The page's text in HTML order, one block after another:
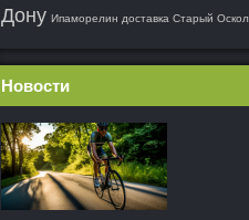
Дону Ипаморелин доставка Старый Оскол
Новости